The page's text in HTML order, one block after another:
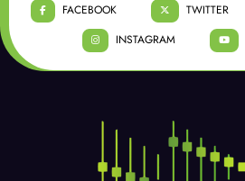
FACEBOOK TWITTER
INSTAGRAM